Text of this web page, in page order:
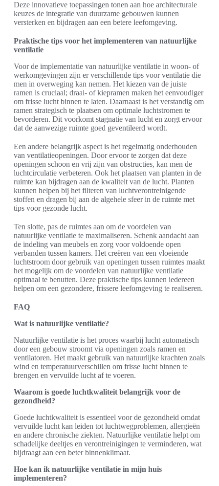
Deze innovatieve toepassingen tonen aan hoe architecturale
keuzes de integratie van duurzame gebouwen kunnen
versterken en bijdragen aan een betere leefomgeving.
Praktische tips voor het implementeren van natuurlijke
ventilatie
Voor de implementatie van natuurlijke ventilatie in woon- of
werkomgevingen zijn er verschillende tips voor ventilatie die
men in overweging kan nemen. Het kiezen van de juiste
ramen is cruciaal; draai- of kiepramen maken het eenvoudiger
om frisse lucht binnen te laten. Daarnaast is het verstandig om
ramen strategisch te plaatsen om optimale luchtstromen te
bevorderen. Dit voorkomt stagnatie van lucht en zorgt ervoor
dat de aanwezige ruimte goed geventileerd wordt.
Een andere belangrijk aspect is het regelmatig onderhouden
van ventilatieopeningen. Door ervoor te zorgen dat deze
openingen schoon en vrij zijn van obstructies, kan men de
luchtcirculatie verbeteren. Ook het plaatsen van planten in de
ruimte kan bijdragen aan de kwaliteit van de lucht. Planten
kunnen helpen bij het filteren van luchtverontreinigende
stoffen en dragen bij aan de algehele sfeer in de ruimte met
tips voor gezonde lucht.
Ten slotte, pas de ruimtes aan om de voordelen van
natuurlijke ventilatie te maximaliseren. Schenk aandacht aan
de indeling van meubels en zorg voor voldoende open
verbanden tussen kamers. Het creëren van een vloeiende
luchtstroom door gebruik van openingen tussen ruimtes maakt
het mogelijk om de voordelen van natuurlijke ventilatie
optimaal te benutten. Deze praktische tips kunnen iedereen
helpen om een gezondere, frissere leefomgeving te realiseren.
FAQ
Wat is natuurlijke ventilatie?
Natuurlijke ventilatie is het proces waarbij lucht automatisch
door een gebouw stroomt via openingen zoals ramen en
ventilatoren. Het maakt gebruik van natuurlijke krachten zoals
wind en temperatuurverschillen om frisse lucht binnen te
brengen en vervuilde lucht af te voeren.
Waarom is goede luchtkwaliteit belangrijk voor de
gezondheid?
Goede luchtkwaliteit is essentieel voor de gezondheid omdat
vervuilde lucht kan leiden tot luchtwegproblemen, allergieën
en andere chronische ziekten. Natuurlijke ventilatie helpt om
schadelijke deeltjes en verontreinigingen te verminderen, wat
bijdraagt aan een beter binnenklimaat.
Hoe kan ik natuurlijke ventilatie in mijn huis
implementeren?